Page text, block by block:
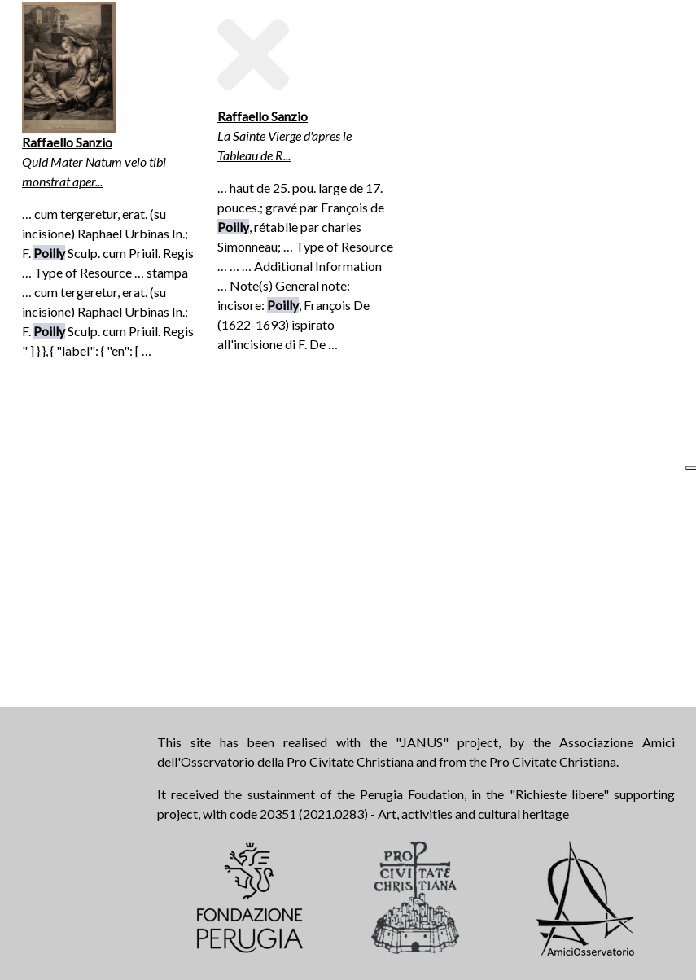
Raffaello Sanzio
Quid Mater Natum velo tibi
monstrat aper...
… cum tergeretur, erat. (su
incisione) Raphael Urbinas In.;
F. PoillySculp. cum Priuil. Regis
… Type of Resource … stampa
… cum tergeretur, erat. (su
incisione) Raphael Urbinas In.;
F. PoillySculp. cum Priuil. Regis
" ] } }, { "label": { "en": [ …
Raffaello Sanzio
La Sainte Vierge d'apres le
Tableau de R...
… haut de 25. pou. large de 17.
pouces.; gravé par François de
Poilly, rétablie par charles
Simonneau; … Type of Resource
… … … Additional Information
… Note(s) General note:
incisore: Poilly, François De
(1622-1693) ispirato
all'incisione di F. De …
This site has been realised with the "JANUS" project, by the Associazione Amici
dell'Osservatorio della Pro Civitate Christiana and from the Pro Civitate Christiana.
It received the sustainment of the Perugia Foudation, in the "Richieste libere" supporting
project, with code 20351 (2021.0283) - Art, activities and cultural heritage